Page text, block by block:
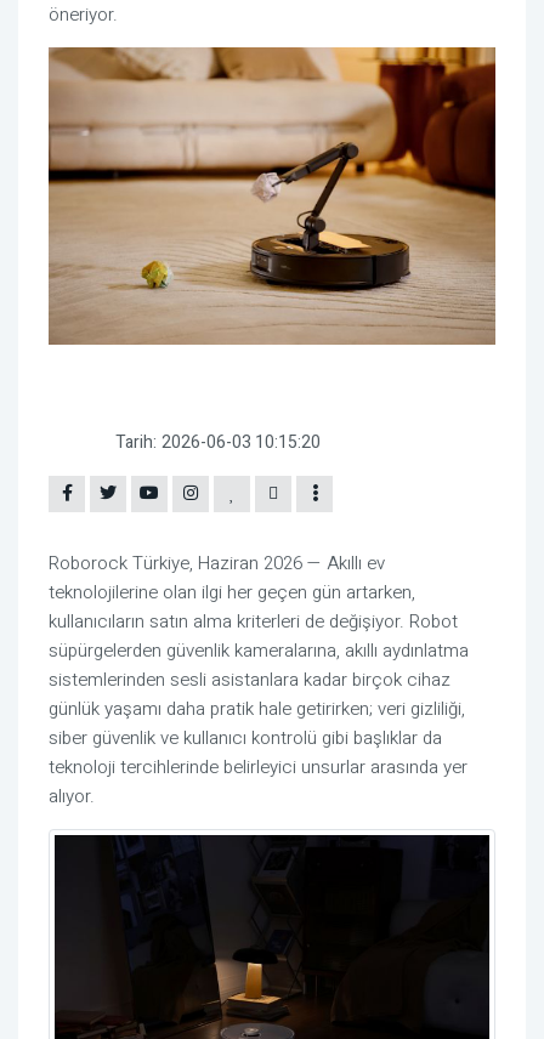
öneriyor.
Tarih: 2026-06-03 10:15:20
Roborock Türkiye, Haziran 2026 — Akıllı ev
teknolojilerine olan ilgi her geçen gün artarken,
kullanıcıların satın alma kriterleri de değişiyor. Robot
süpürgelerden güvenlik kameralarına, akıllı aydınlatma
sistemlerinden sesli asistanlara kadar birçok cihaz
günlük yaşamı daha pratik hale getirirken; veri gizliliği,
siber güvenlik ve kullanıcı kontrolü gibi başlıklar da
teknoloji tercihlerinde belirleyici unsurlar arasında yer
alıyor.